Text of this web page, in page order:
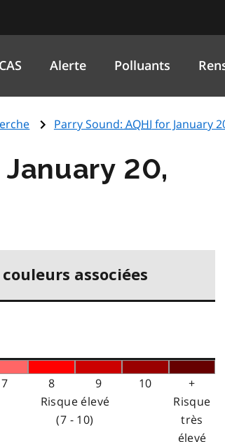
CAS Alerte Polluants
Parry Sound: AQHI for January
20,
associées
7 8 9 10
+
Risque élevé
(7 - 10)
Risque
très
élevé